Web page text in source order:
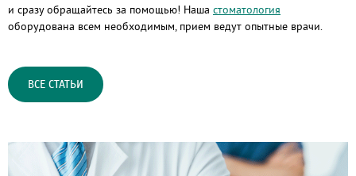
и сразу обращайтесь за помощью! Наша стоматология
оборудована всем необходимым, прием ведут опытные врачи.
ВСЕ СТАТЬИ